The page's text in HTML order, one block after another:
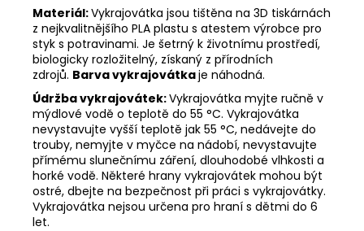
Materiál:Vykrajovátka jsou tištěna na 3D tiskárnách
z nejkvalitnějšího PLA plastu s atestem výrobce pro
styk s potravinami. Je šetrný k životnímu prostředí,
biologicky rozložitelný, získaný z přírodních
zdrojů. Barva vykrajovátkaje náhodná.
Údržba vykrajovátek:Vykrajovátka myjte ručně v
mýdlové vodě o teplotě do 55 °C. Vykrajovátka
nevystavujte vyšší teplotě jak 55 °C, nedávejte do
trouby, nemyjte v myčce na nádobí, nevystavujte
přímému slunečnímu záření, dlouhodobé vlhkosti a
horké vodě. Některé hrany vykrajovátek mohou být
ostré, dbejte na bezpečnost při práci s vykrajovátky.
Vykrajovátka nejsou určena pro hraní s dětmi do 6
let.